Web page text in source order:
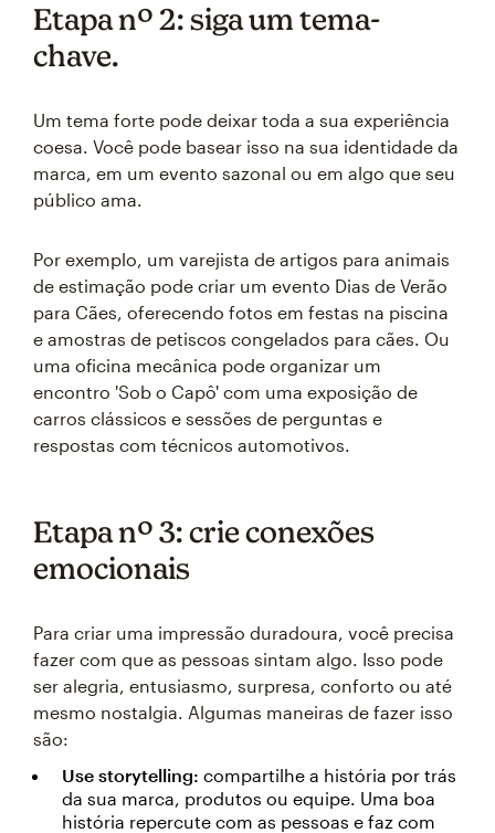
Etapa nº 2: siga um tema-
chave.
Um tema forte pode deixar toda a sua experiência
coesa. Você pode basear isso na sua identidade da
marca, em um evento sazonal ou em algo que seu
público ama.
Por exemplo, um varejista de artigos para animais
de estimação pode criar um evento Dias de Verão
para Cães, oferecendo fotos em festas na piscina
e amostras de petiscos congelados para cães. Ou
uma oficina mecânica pode organizar um
encontro 'Sob o Capô' com uma exposição de
carros clássicos e sessões de perguntas e
respostas com técnicos automotivos.
Etapa nº 3: crie conexões
emocionais
Para criar uma impressão duradoura, você precisa
fazer com que as pessoas sintam algo. Isso pode
ser alegria, entusiasmo, surpresa, conforto ou até
mesmo nostalgia. Algumas maneiras de fazer isso
são:
Use storytelling: compartilhe a história por trás
da sua marca, produtos ou equipe. Uma boa
história repercute com as pessoas e faz com